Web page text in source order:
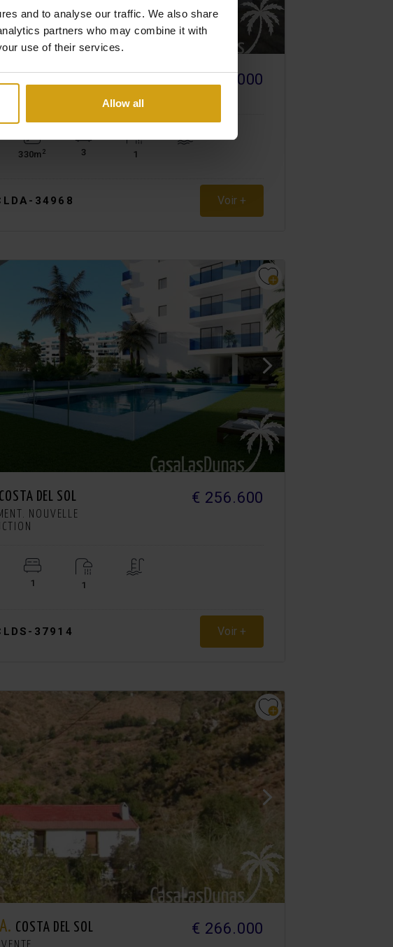
and to analyse our traffic. We also share
partners who may combine it with
use of their services.
Allow all
EL GRANDE. € 250.000
330m2 3 1
34968 Voir +
COSTA DEL SOL
NOUVELLE
€ 256.600
1 1
37914 Voir +
COSTA DEL SOL € 266.000